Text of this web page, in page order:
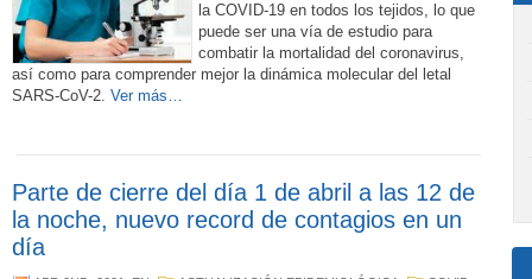
la COVID-19 en todos los tejidos, lo que
puede ser una vía de estudio para
combatir la mortalidad del coronavirus,
así como para comprender mejor la dinámica molecular del letal
SARS-CoV-2. Ver más…
Parte de cierre del día 1 de abril a las 12 de
la noche, nuevo record de contagios en un
día